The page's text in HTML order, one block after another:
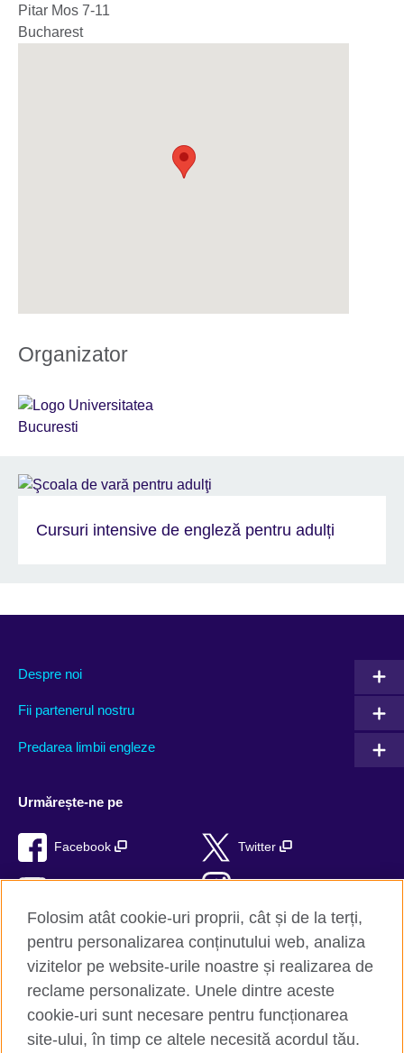
Pitar Mos 7-11
Bucharest
Organizator
Cursuri intensive de engleză pentru adulți
Despre noi
Fii partenerul nostru
Predarea limbii engleze
Urmărește-ne pe
Facebook Twitter
TikTok RSS
British Council Global
Confidențialitate și termeni de utilizare
Folosim atât cookie-uri proprii, cât și de la terți,
pentru personalizarea conținutului web, analiza
vizitelor pe website-urile noastre și realizarea de
reclame personalizate. Unele dintre aceste
cookie-uri sunt necesare pentru funcționarea
site-ului, în timp ce altele necesită acordul tău.